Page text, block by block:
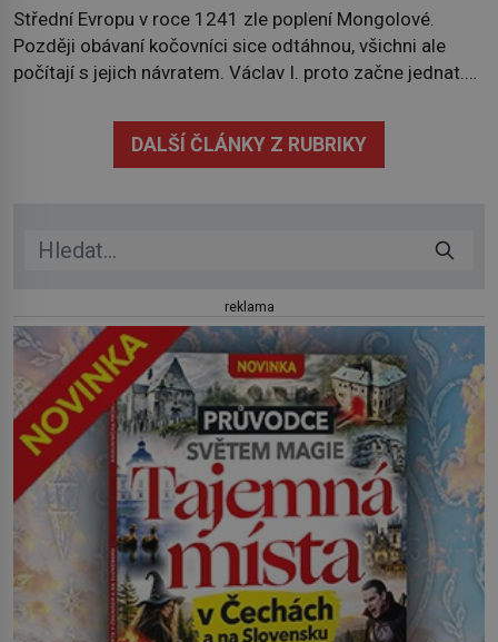
Střední Evropu v roce 1241 zle poplení Mongolové.
Později obávaní kočovníci sice odtáhnou, všichni ale
počítají s jejich návratem. Václav I. proto začne jednat.
pečlivě připravit! Český král Václav I. (1205–1253)
přijme opatření, která mají posílit obranu jeho království.
DALŠÍ ČLÁNKY Z RUBRIKY
reklama